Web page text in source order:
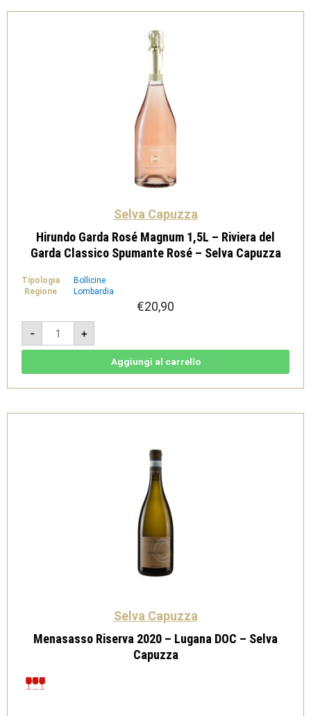
quantità
Selva Capuzza
Hirundo Garda Rosé Magnum 1,5L – Riviera del
Garda Classico Spumante Rosé – Selva Capuzza
Tipologia
Bollicine
Regione
Lombardia
€20,90
-
Hirundo
Garda
Rosé
Magnum
del
Spumante
+
Aggiungi al carrello
Selva Capuzza
Menasasso Riserva 2020 – Lugana DOC – Selva
Capuzza